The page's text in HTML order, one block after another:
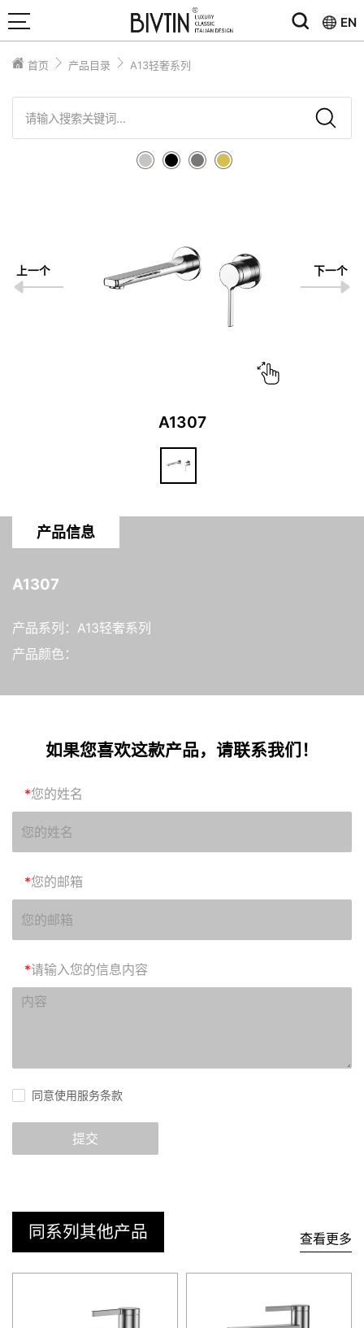
EN
首页 产品目录 A13轻奢系列
上一个
A1307
下一个
产品信息
A1307
产品系列：A13轻奢系列
产品颜色：
如果您喜欢这款产品，请联系我们！
*您的姓名
*您的邮箱
*请输入您的信息内容
同意使用服务条款
提交
同系列其他产品 查看更多